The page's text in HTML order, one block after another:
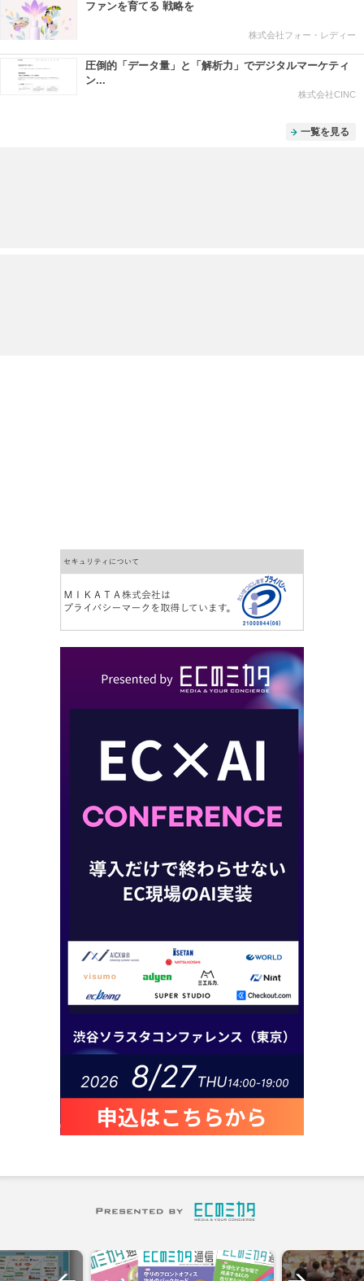
ファンを育てる 戦略を
株式会社フォー・レディー
圧倒的「データ量」と「解析力」でデジタルマーケティ
ン...
株式会社CINC
一覧を見る